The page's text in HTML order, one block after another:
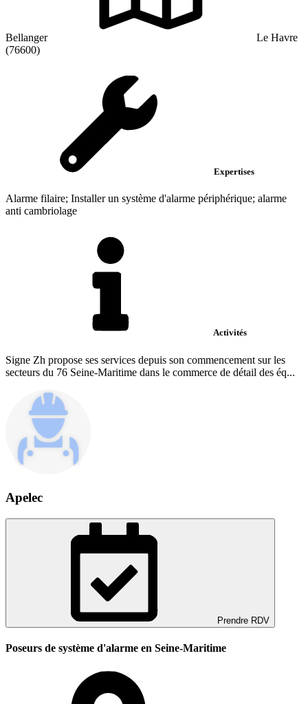
Bellanger
Le Havre
(76600)
Expertises
Alarme filaire; Installer un système d'alarme périphérique; alarme
anti cambriolage
Activités
Signe Zh propose ses services depuis son commencement sur les
secteurs du 76 Seine-Maritime dans le commerce de détail des éq...
Apelec
Prendre RDV
Poseurs de système d'alarme en Seine-Maritime